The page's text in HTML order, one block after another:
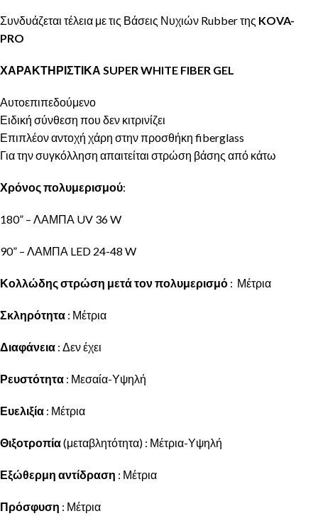
Συνδυάζεται τέλεια με τις Βάσεις Νυχιών Rubberτης KOVA-
PRO
ΧΑΡΑΚΤΗΡΙΣΤΙΚΑ SUPER WHITE FIBER GEL
Αυτοεπιπεδούμενο
Ειδική σύνθεση που δεν κιτρινίζει
Επιπλέον αντοχή χάρη στην προσθήκη fiberglass
Για την συγκόλληση απαιτείται στρώση βάσης από κάτω
Χρόνος πολυμερισμού:
180” – ΛΑΜΠΑ UV 36 W
90” – ΛΑΜΠΑ LED 24-48 W
Κολλώδης στρώση μετά τον πολυμερισμό : Μέτρια
Σκληρότητα : Μέτρια
Διαφάνεια : Δεν έχει
Ρευστότητα : Μεσαία-Υψηλή
Ευελιξία : Μέτρια
Θιξοτροπία(μεταβλητότητα) : Μέτρια-Υψηλή
Εξώθερμη αντίδραση : Μέτρια
Πρόσφυση : Μέτρια